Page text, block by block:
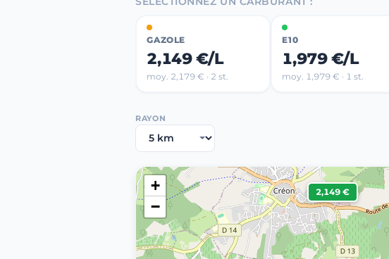
GAZOLE
2,149 €/L
moy. 2,179 € · 2 st.
E10
1,979 €/L
moy. 1,979 € · 1 st.
RAYON
2,149 €
+
−